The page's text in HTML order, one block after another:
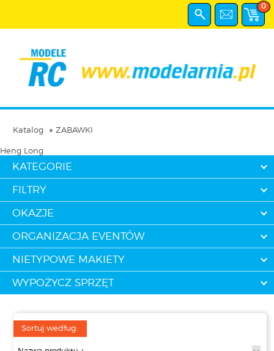
0
Katalog ZABAWKI
Heng Long
KATEGORIE
FILTRY
OKAZJE
ORGANIZACJA EVENTÓW
NIETYPOWE MAKIETY
WYPOŻYCZ SPRZĘT
Sortuj według: